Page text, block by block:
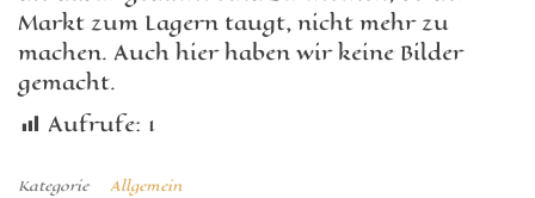
Markt zum Lagern taugt, nicht mehr zu
machen. Auch hier haben wir keine Bilder
gemacht.
Aufrufe: 1
Kategorie Allgemein